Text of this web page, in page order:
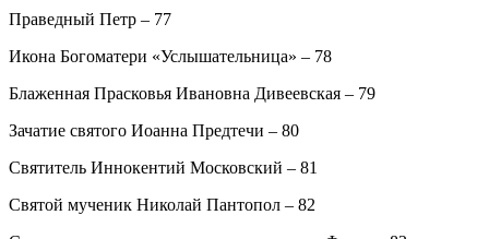
Праведный Петр – 77
Икона Богоматери «Услышательница» – 78
Блаженная Прасковья Ивановна Дивеевская – 79
Зачатие святого Иоанна Предтечи – 80
Святитель Иннокентий Московский – 81
Святой мученик Николай Пантопол – 82